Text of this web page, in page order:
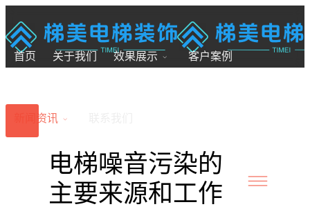
首页 关于我们 效果展示 客户案例
新闻资讯
电梯噪音污染的
主要来源和工作